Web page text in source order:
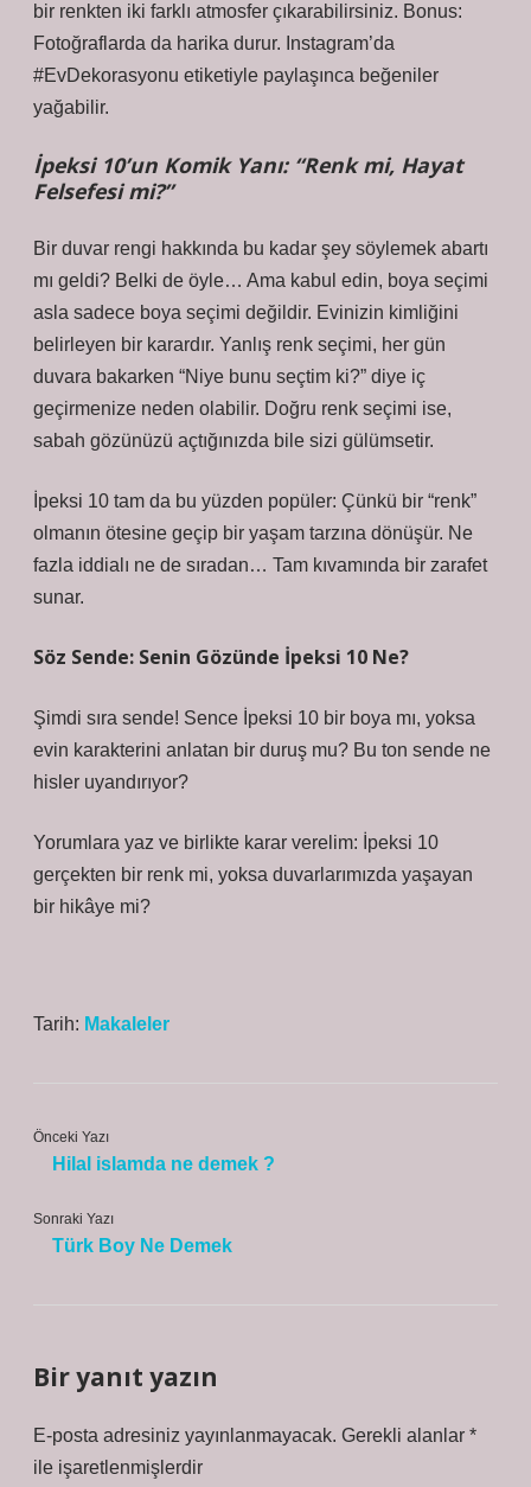
bir renkten iki farklı atmosfer çıkarabilirsiniz. Bonus:
Fotoğraflarda da harika durur. Instagram’da
#EvDekorasyonu etiketiyle paylaşınca beğeniler
yağabilir.
İpeksi 10’un Komik Yanı: “Renk mi, Hayat
Felsefesi mi?”
Bir duvar rengi hakkında bu kadar şey söylemek abartı
mı geldi? Belki de öyle… Ama kabul edin, boya seçimi
asla sadece boya seçimi değildir. Evinizin kimliğini
belirleyen bir karardır. Yanlış renk seçimi, her gün
duvara bakarken “Niye bunu seçtim ki?” diye iç
geçirmenize neden olabilir. Doğru renk seçimi ise,
sabah gözünüzü açtığınızda bile sizi gülümsetir.
İpeksi 10 tam da bu yüzden popüler: Çünkü bir “renk”
olmanın ötesine geçip bir yaşam tarzına dönüşür. Ne
fazla iddialı ne de sıradan… Tam kıvamında bir zarafet
sunar.
Söz Sende: Senin Gözünde İpeksi 10 Ne?
Şimdi sıra sende! Sence İpeksi 10 bir boya mı, yoksa
evin karakterini anlatan bir duruş mu? Bu ton sende ne
hisler uyandırıyor?
Yorumlara yaz ve birlikte karar verelim: İpeksi 10
gerçekten bir renk mi, yoksa duvarlarımızda yaşayan
bir hikâye mi?
Tarih: Makaleler
Önceki Yazı
Hilal islamda ne demek ?
Sonraki Yazı
Türk Boy Ne Demek
Bir yanıt yazın
E-posta adresiniz yayınlanmayacak. Gerekli alanlar *
ile işaretlenmişlerdir